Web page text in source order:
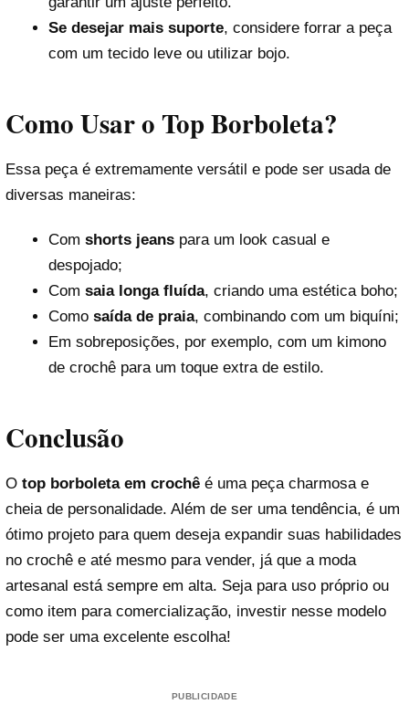
Se desejar mais suporte, considere forrar a peça
com um tecido leve ou utilizar bojo.
Como Usar o Top Borboleta?
Essa peça é extremamente versátil e pode ser usada de
diversas maneiras:
Com shorts jeanspara um look casual e
despojado;
Com saia longa fluída, criando uma estética boho;
Como saída de praia, combinando com um biquíni;
Em sobreposições, por exemplo, com um kimono
de crochê para um toque extra de estilo.
Conclusão
O top borboleta em crochê é uma peça charmosa e
cheia de personalidade. Além de ser uma tendência, é um
ótimo projeto para quem deseja expandir suas habilidades
no crochê e até mesmo para vender, já que a moda
artesanal está sempre em alta. Seja para uso próprio ou
como item para comercialização, investir nesse modelo
pode ser uma excelente escolha!
PUBLICIDADE